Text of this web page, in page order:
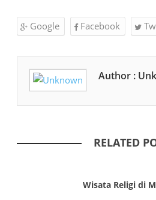
Google Facebook
Author :
RELATED
Wisata Religi di